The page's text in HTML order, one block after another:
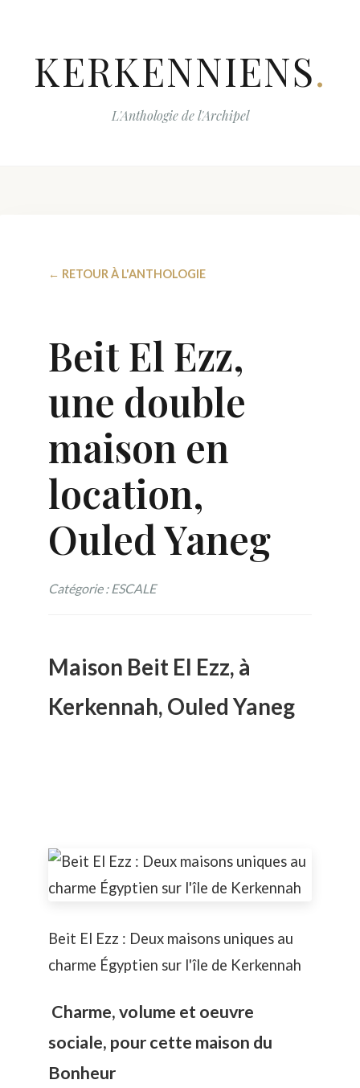
KERKENNIENS.
L'Anthologie de l'Archipel
← RETOUR À L'ANTHOLOGIE
Beit El Ezz,
une double
maison en
location,
Ouled Yaneg
Catégorie : ESCALE
Maison Beit El Ezz, à
Kerkennah, Ouled Yaneg
Beit El Ezz : Deux maisons uniques au
charme Égyptien sur l'île de Kerkennah
Charme, volume et oeuvre
sociale, pour cette maison du
Bonheur